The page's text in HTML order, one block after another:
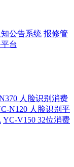
公告系统 报修管
台
人脸识别消费
N120 人脸识别平
YC-V150 32位消费